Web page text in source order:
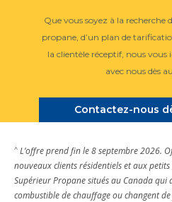
Que vous soyez à la recherche
propane, d’un plan de
la clientèle réceptif, nous
avec nous dès
Contactez-nous
^ L’offre prend fin le 8 septembre 2026.
nouveaux clients résidentiels et aux
Supérieur Propane situés au Canada
combustible de chauffage ou changent